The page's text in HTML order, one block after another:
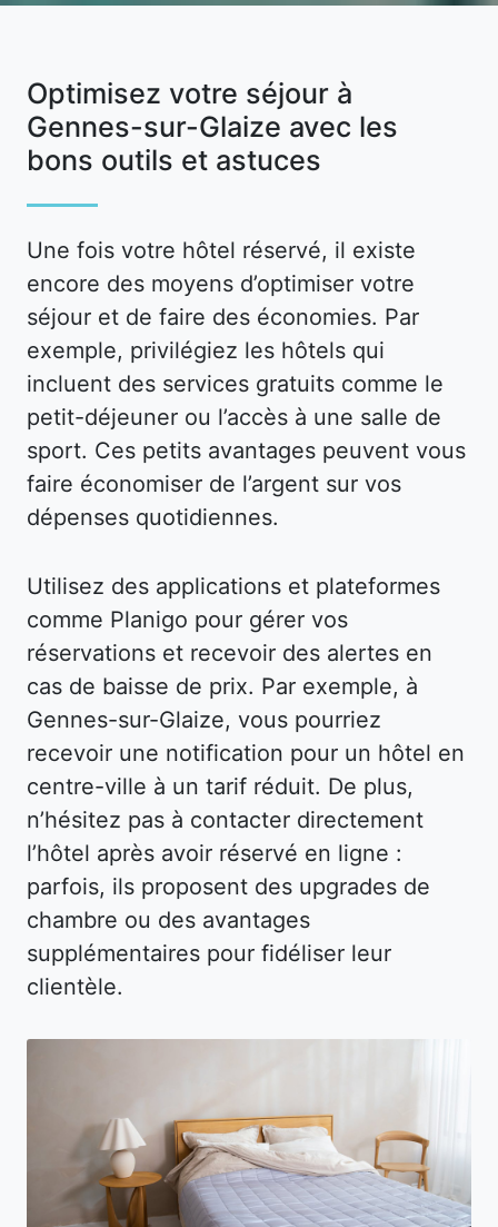
Optimisez votre séjour à
Gennes-sur-Glaize avec les
bons outils et astuces
Une fois votre hôtel réservé, il existe
encore des moyens d’optimiser votre
séjour et de faire des économies. Par
exemple, privilégiez les hôtels qui
incluent des services gratuits comme le
petit-déjeuner ou l’accès à une salle de
sport. Ces petits avantages peuvent vous
faire économiser de l’argent sur vos
dépenses quotidiennes.
Utilisez des applications et plateformes
comme Planigo pour gérer vos
réservations et recevoir des alertes en
cas de baisse de prix. Par exemple, à
Gennes-sur-Glaize, vous pourriez
recevoir une notification pour un hôtel en
centre-ville à un tarif réduit. De plus,
n’hésitez pas à contacter directement
l’hôtel après avoir réservé en ligne :
parfois, ils proposent des upgrades de
chambre ou des avantages
supplémentaires pour fidéliser leur
clientèle.